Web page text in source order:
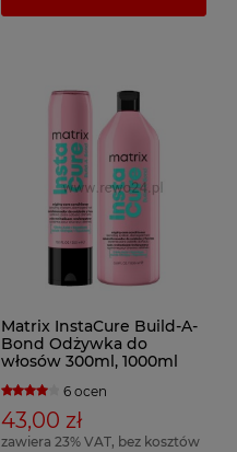
Matrix InstaCure Build-A-
Bond Odżywka do
włosów 300ml, 1000ml
6 ocen
43,00 zł
zawiera 23% VAT, bez kosztów